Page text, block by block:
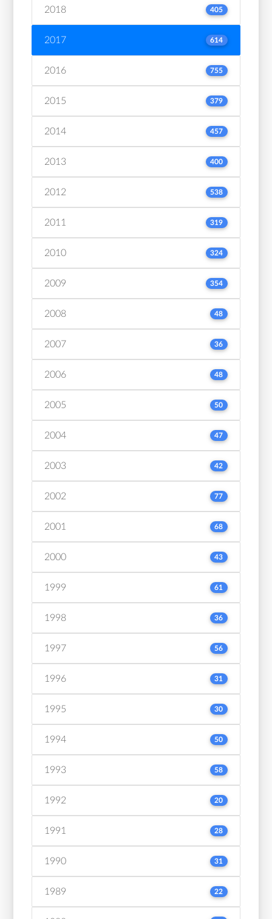
2018 405
2017 614
2016 755
2015 379
2014 457
2013 400
2012 538
2011 319
2010 324
2009 354
2008 48
2007 36
2006 48
2005 50
2004 47
2003 42
2002 77
2001 68
2000 43
1999 61
1998 36
1997 56
1996 31
1995 30
1994 50
1993 58
1992 20
1991 28
1990 31
1989 22